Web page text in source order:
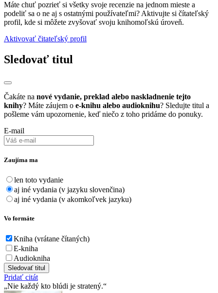
Máte chuť pozrieť si všetky svoje recenzie na jednom mieste a
podeliť sa o ne aj s ostatnými používateľmi? Aktivujte si čítateľský
profil, kde si môžete zvyšovať svoju knihomoľskú úroveň.
Aktivovať čitateľský profil
Sledovať titul
Čakáte na nové vydanie, preklad alebo naskladnenie tejto
knihy? Máte záujem o e-knihu alebo audioknihu? Sledujte titul a
pošleme vám upozornenie, keď niečo z toho pridáme do ponuky.
E-mail
Zaujíma ma
len toto vydanie
aj iné vydania (v jazyku slovenčina)
aj iné vydania (v akomkoľvek jazyku)
Vo formáte
Kniha (vrátane čítaných)
E-kniha
Audiokniha
Sledovať titul
Pridať citát
Nie každý kto blúdi je stratený.